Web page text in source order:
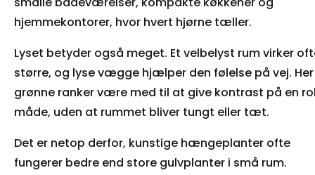
hjemmekontorer, hvor hvert hjørne tæller.
Lyset betyder også meget. Et velbelyst rum virker
større, og lyse vægge hjælper den følelse på vej.
grønne ranker være med til at give kontrast på en
måde, uden at rummet bliver tungt eller tæt.
Det er netop derfor, kunstige hængeplanter ofte
fungerer bedre end store gulvplanter i små rum.